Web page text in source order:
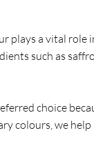
plays a vital role
such as
choice
colours, we